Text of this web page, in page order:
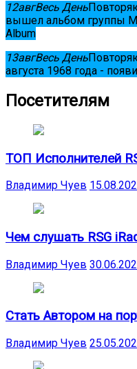
12авгВесь День
вышел альбом группы
Album
13авгВесь День
августа 1968 года -
Посетителям
ТОП Исполнителей
Владимир Чуев
Чем слушать RSG
Владимир Чуев
Стать Автором на
Владимир Чуев